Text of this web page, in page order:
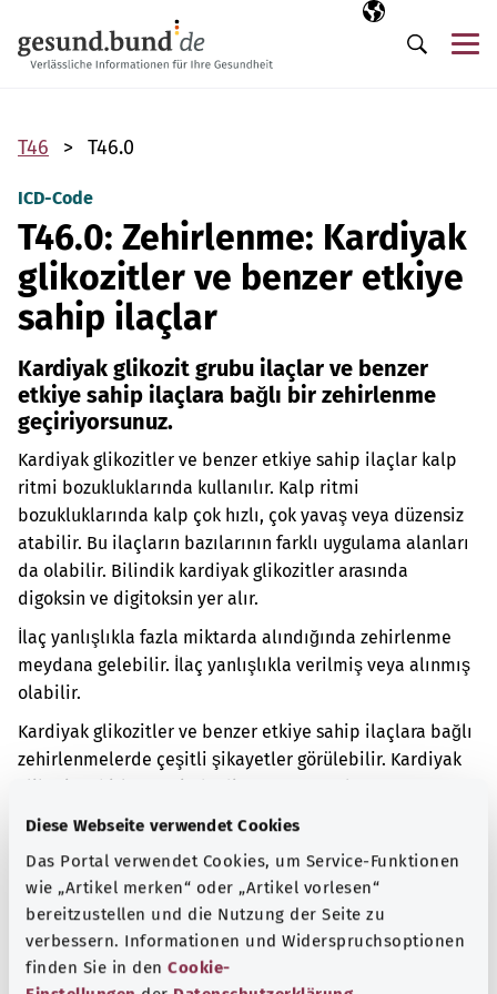
Diese Webseite verwendet Cookies
Das Portal verwendet Cookies, um Service-Funktionen
wie „Artikel merken“ oder „Artikel vorlesen“
bereitzustellen und die Nutzung der Seite zu
verbessern. Informationen und Widerspruchsoptionen
finden Sie in den Cookie-
Seçili dil
TR
Arama
T46 T46.0
ICD-Code
T46.0: Zehirlenme: Kardiyak
glikozitler ve benzer etkiye
sahip ilaçlar
Kardiyak glikozit grubu ilaçlar ve benzer
etkiye sahip ilaçlara bağlı bir zehirlenme
geçiriyorsunuz.
Kardiyak glikozitler ve benzer etkiye sahip ilaçlar kalp
ritmi bozukluklarında kullanılır. Kalp ritmi
bozukluklarında kalp çok hızlı, çok yavaş veya düzensiz
atabilir. Bu ilaçların bazılarının farklı uygulama alanları
da olabilir. Bilindik kardiyak glikozitler arasında
digoksin ve digitoksin yer alır.
İlaç yanlışlıkla fazla miktarda alındığında zehirlenme
meydana gelebilir. İlaç yanlışlıkla verilmiş veya alınmış
olabilir.
Kardiyak glikozitler ve benzer etkiye sahip ilaçlara bağlı
zehirlenmelerde çeşitli şikayetler görülebilir. Kardiyak
glikozit zehirlenmesinde diğer semptomların yanı sıra
bulantı, karın ağrısı, kusma ve ishal görülebilir. Görme
halüsinasyonlar da görülebilir. Halüsinasyon gören
kişiler aslında orada olmayan şeyleri algılar. İlaçlar, kalp
ritmi bozukluğuna da yol açabilir.
Ek kodlar